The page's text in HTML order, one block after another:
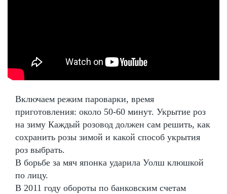
Включаем режим пароварки, время
приготовления: около 50-60 минут. Укрытие роз
на зиму Каждый розовод должен сам решить, как
сохранить розы зимой и какой способ укрытия
роз выбрать.
В борьбе за мяч японка ударила Уолш клюшкой
по лицу.
В 2011 году обороты по банковским счетам